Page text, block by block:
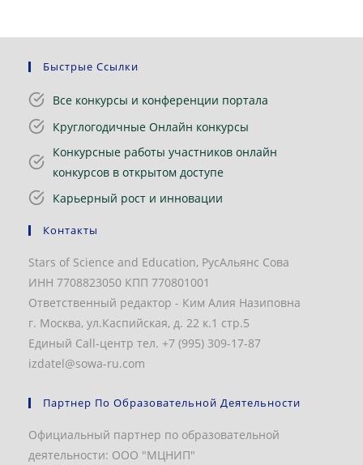
Быстрые Ссылки
Все конкурсы и конференции портала
Круглогодичные Онлайн конкурсы
Конкурсные работы участников онлайн
конкурсов в открытом доступе
Карьерный рост и инновации
Контакты
Stars of Science and Education, РусАльянс Сова
ИНН 7708823050 КПП 770801001
Ответственный редактор - Ким Алия Назиповна
г. Москва, ул.Каспийская, д. 22 к.1 стр.5
Единый Call-центр тел. +7 (995) 309-17-87
izdatel@sowa-ru.com
Партнер По Образовательной Деятельности
Официальный партнер по образовательной
деятельности: ООО "МЦНИП"